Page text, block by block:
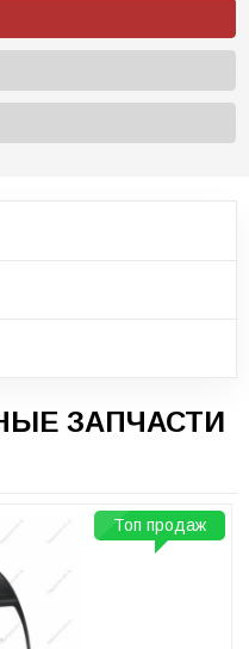
ЗАПЧАСТИ
Топ продаж